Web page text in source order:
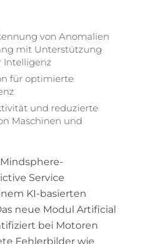
von Anomalien
mit Unterstützung
Intelligenz
für optimierte
und reduzierte
Maschinen und
Service
KI-basierten
neue Modul Artificial
bei Motoren
Fehlerbilder wie